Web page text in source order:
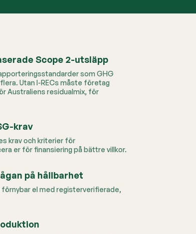
Scope 2-utsläpp
som GHG
Utan I-RECs måste företag
Australiens residualmix, för
krav
krav och kriterier för
er för finansiering på bättre villkor.
på hållbarhet
el med registerverifierade,